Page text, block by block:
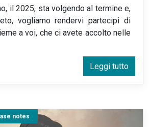
il 2025, sta volgendo al termine e,
vogliamo rendervi partecipi di
a voi, che ci avete accolto nelle
Leggi tutto
notes